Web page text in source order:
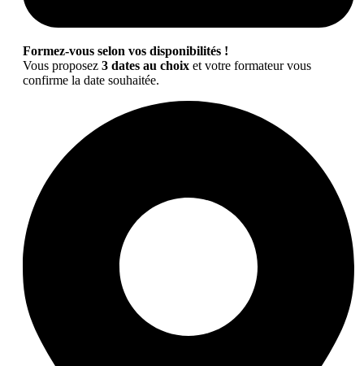
Formez-vous selon vos disponibilités !
Vous proposez 3 dates au choix et votre formateur vous
confirme la date souhaitée.